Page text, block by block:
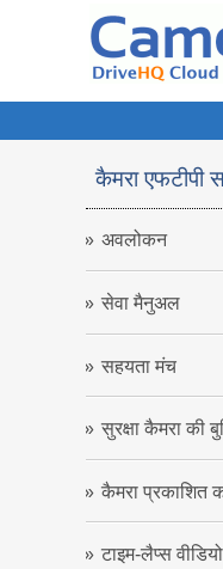
कैमरा एफटीपी
अवलोकन
सेवा मैनुअल
सहयता मंच
सुरक्षा कैमरा की
कैमरा प्रकाशित
टाइम-लैप्स वीडियो